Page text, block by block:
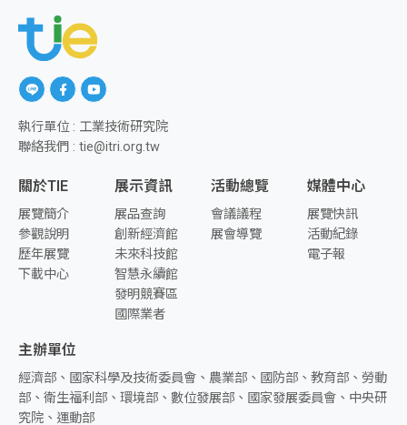
另開新視窗前往「Line」
另開新視窗前往「facebook」
另開新視窗前往「youtube」
執行單位 : 工業技術研究院
聯絡我們 : tie@itri.org.tw
關於TIE
展覽簡介
參觀說明
歷年展覽
下載中心
展示資訊
展品查詢
創新經濟館
未來科技館
智慧永續館
發明競賽區
國際業者
活動總覽
會議議程
展會導覽
媒體中心
展覽快訊
活動紀錄
電子報
主辦單位
經濟部、國家科學及技術委員會、農業部、國防部、教育部、勞動
部、衛生福利部、環境部、數位發展部、國家發展委員會、中央研
究院、運動部